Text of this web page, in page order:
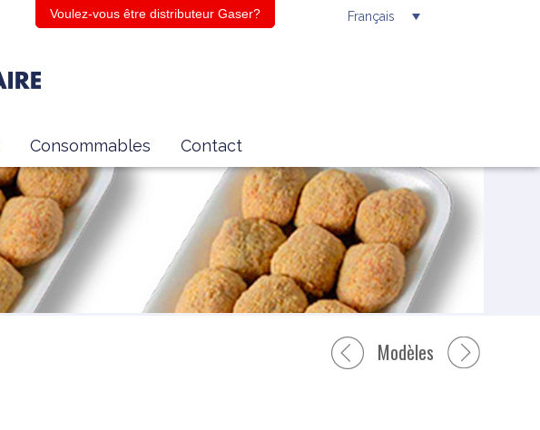
Voulez-vous être distributeur Gaser? Français
Consommables Contact
Modèles